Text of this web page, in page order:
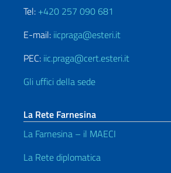
Tel: +420 257 090 681
E-mail: iicpraga@esteri.it
PEC: iic.praga@cert.esteri.it
Gli uffici della sede
La Rete Farnesina
La Farnesina – il MAECI
La Rete diplomatica